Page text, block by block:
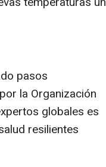
pasos
la Organización
globales es
resilientes